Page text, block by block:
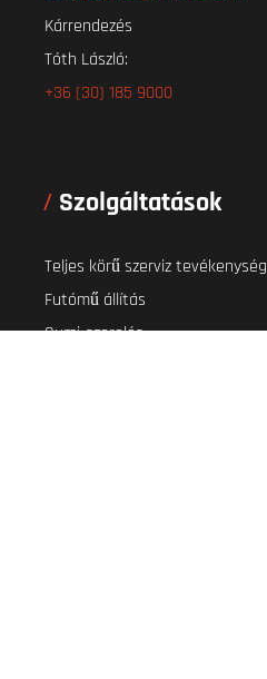
Kárrendezés
Tóth László:
+36 (30) 185 9000
Szolgáltatások
Teljes körű szerviz tevékenység
Futómű állítás
Gumi-szerelés